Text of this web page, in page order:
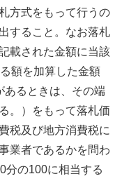
方式をもって行うの
すること。なお落札
載された金額に当該
額を加算した金額
あるときは、その端
。）をもって落札価
税及び地方消費税に
業者であるかを問わ
分の100に相当する